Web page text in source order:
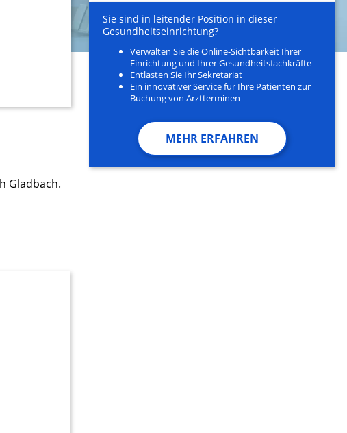
Sie sind in leitender Position in dieser
Gesundheitseinrichtung?
Verwalten Sie die Online-Sichtbarkeit Ihrer
Einrichtung und Ihrer Gesundheitsfachkräfte
Entlasten Sie Ihr Sekretariat
Ein innovativer Service für Ihre Patienten zur
Buchung von Arztterminen
MEHR ERFAHREN
Gladbach.